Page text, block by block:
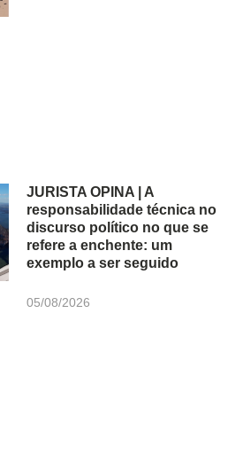
JURISTA OPINA | A
responsabilidade técnica no
discurso político no que se
refere a enchente: um
exemplo a ser seguido
05/08/2026